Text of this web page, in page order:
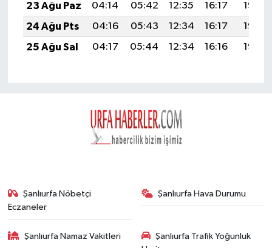
23 Ağu Paz
04:14 05:42 12:35 16:17
19:17
24 Ağu Pts
04:16 05:43 12:34 16:17
19:16
25 Ağu Sal
04:17 05:44 12:34 16:16 19:15
Şanlıurfa Nöbetçi
Eczaneler
Şanlıurfa Hava Durumu
Şanlıurfa Namaz Vakitleri
Şanlıurfa Trafik Yoğunluk